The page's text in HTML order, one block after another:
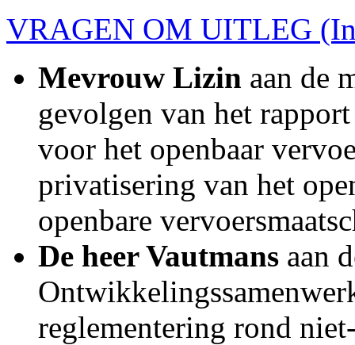
VRAGEN OM UITLEG
Mevrouw Lizin aan de
gevolgen van het
voor het openbaar
privatisering van het
openbare
De heer Vautmans aan
reglementering rond